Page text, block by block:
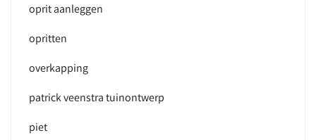
oprit aanleggen
opritten
overkapping
patrick veenstra tuinontwerp
piet